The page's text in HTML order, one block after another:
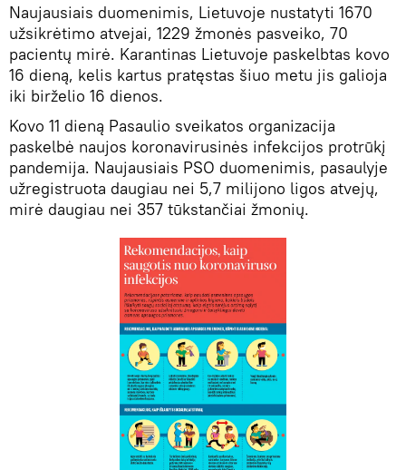
Naujausiais duomenimis, Lietuvoje nustatyti 1670
užsikrėtimo atvejai, 1229 žmonės pasveiko, 70
pacientų mirė. Karantinas Lietuvoje paskelbtas kovo
16 dieną, kelis kartus pratęstas šiuo metu jis galioja
iki birželio 16 dienos.
Kovo 11 dieną Pasaulio sveikatos organizacija
paskelbė naujos koronavirusinės infekcijos protrūkį
pandemija. Naujausiais PSO duomenimis, pasaulyje
užregistruota daugiau nei 5,7 milijono ligos atvejų,
mirė daugiau nei 357 tūkstančiai žmonių.